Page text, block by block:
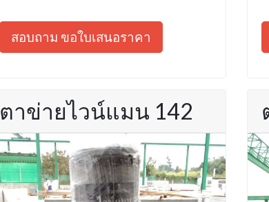
สอบถาม ขอใบเสนอราคา
ตาข่ายไวน์แมน 142